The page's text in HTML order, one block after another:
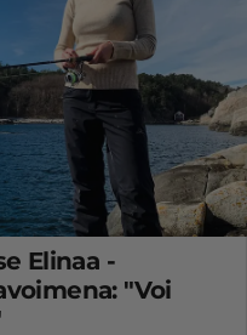
Elinaa -
"Voi